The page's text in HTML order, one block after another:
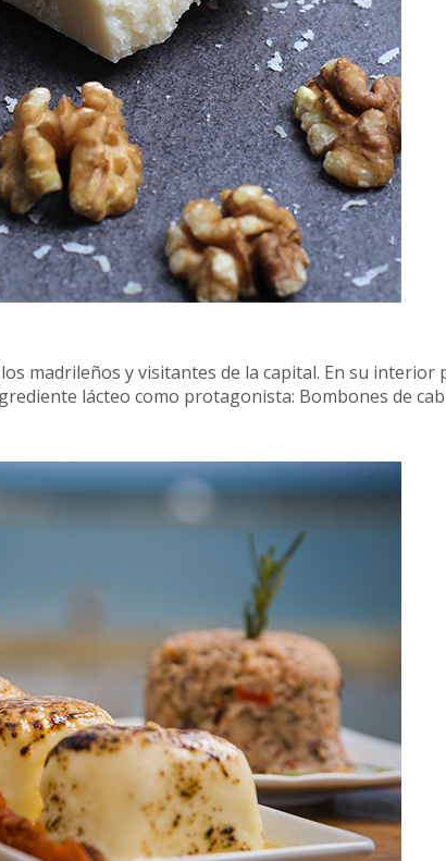
madrileños y visitantes de la capital. En su interior
lácteo como protagonista: Bombones de